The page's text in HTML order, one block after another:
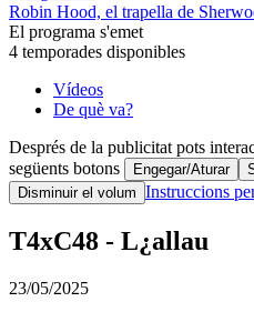
Robin Hood, el trapella de
El programa s'emet
4 temporades disponibles
Vídeos
De què va?
Després de la publicitat pots
següents botons
Engegar/Aturar
Disminuir el volum Instruccions
T4xC48 - L¿allau
23/05/2025